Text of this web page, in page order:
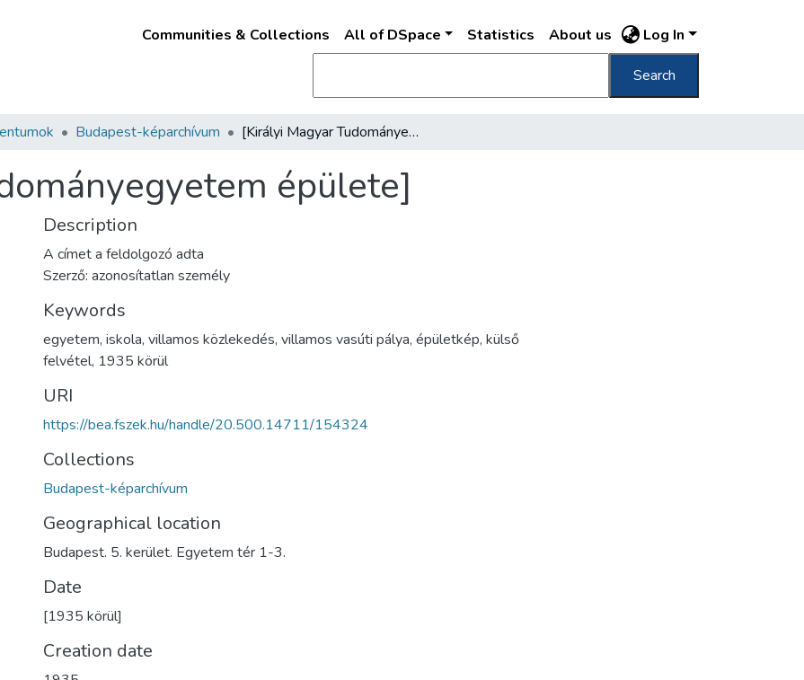
Communities & Collections All of DSpace Statistics About us Log In
Search
Budapest-képarchívum [Királyi Magyar Tudományegyetem épülete]
épülete]
Description
A címet a feldolgozó adta
Szerző: azonosítatlan személy
Keywords
egyetem, iskola, villamos közlekedés, villamos vasúti pálya, épületkép, külső
felvétel, 1935 körül
URI
https://bea.fszek.hu/handle/20.500.14711/154324
Collections
Budapest-képarchívum
Geographical location
Budapest. 5. kerület. Egyetem tér 1-3.
Date
[1935 körül]
Creation date